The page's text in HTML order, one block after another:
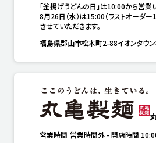
「釜揚げうどんの日」は10:00から営業
8月26日（水）は15:00（ラストオーダ
させていただきます。
福島県郡山市松木町2-88イオンタウ
営業時間 営業時間外 - 開店時間